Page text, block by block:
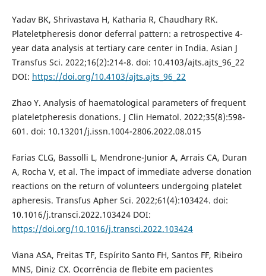
Yadav BK, Shrivastava H, Katharia R, Chaudhary RK.
Plateletpheresis donor deferral pattern: a retrospective 4-
year data analysis at tertiary care center in India. Asian J
Transfus Sci. 2022;16(2):214-8. doi: 10.4103/ajts.ajts_96_22
DOI: https://doi.org/10.4103/ajts.ajts_96_22
Zhao Y. Analysis of haematological parameters of frequent
plateletpheresis donations. J Clin Hematol. 2022;35(8):598-
601. doi: 10.13201/j.issn.1004-2806.2022.08.015
Farias CLG, Bassolli L, Mendrone-Junior A, Arrais CA, Duran
A, Rocha V, et al. The impact of immediate adverse donation
reactions on the return of volunteers undergoing platelet
apheresis. Transfus Apher Sci. 2022;61(4):103424. doi:
10.1016/j.transci.2022.103424 DOI:
https://doi.org/10.1016/j.transci.2022.103424
Viana ASA, Freitas TF, Espírito Santo FH, Santos FF, Ribeiro
MNS, Diniz CX. Ocorrência de flebite em pacientes